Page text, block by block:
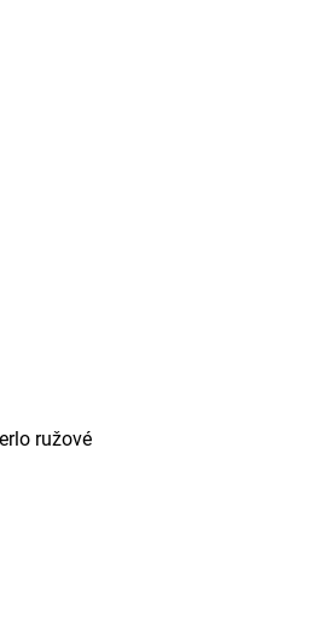
ružové